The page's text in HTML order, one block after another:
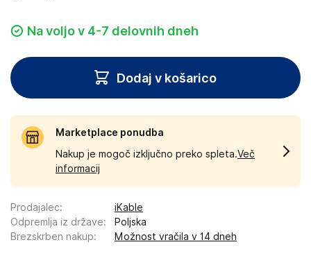
Na voljo v 4-7 delovnih dneh
Dodaj v košarico
Marketplace ponudba
Nakup je mogoč izključno preko spleta.Več
informacij
Prodajalec:
iKable
Odpremlja iz države:
Poljska
Brezskrben nakup: Možnost vračila v 14 dneh